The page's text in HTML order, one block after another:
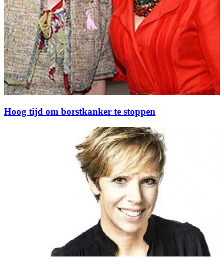
Hoog tijd om borstkanker te stoppen